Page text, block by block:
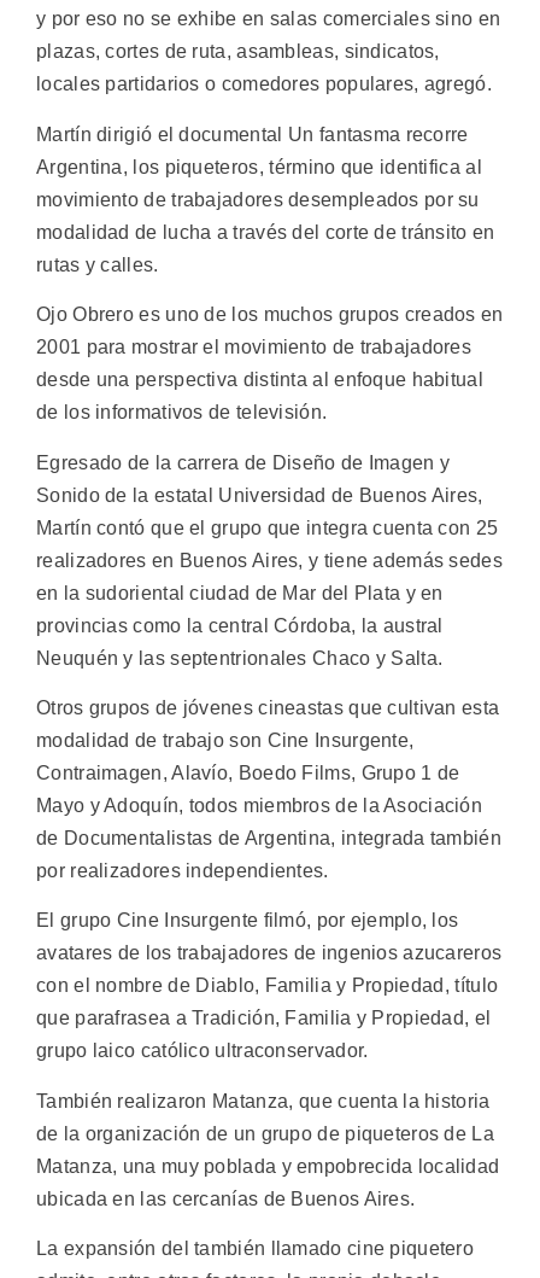
y por eso no se exhibe en salas comerciales sino en
plazas, cortes de ruta, asambleas, sindicatos,
locales partidarios o comedores populares, agregó.
Martín dirigió el documental Un fantasma recorre
Argentina, los piqueteros, término que identifica al
movimiento de trabajadores desempleados por su
modalidad de lucha a través del corte de tránsito en
rutas y calles.
Ojo Obrero es uno de los muchos grupos creados en
2001 para mostrar el movimiento de trabajadores
desde una perspectiva distinta al enfoque habitual
de los informativos de televisión.
Egresado de la carrera de Diseño de Imagen y
Sonido de la estatal Universidad de Buenos Aires,
Martín contó que el grupo que integra cuenta con 25
realizadores en Buenos Aires, y tiene además sedes
en la sudoriental ciudad de Mar del Plata y en
provincias como la central Córdoba, la austral
Neuquén y las septentrionales Chaco y Salta.
Otros grupos de jóvenes cineastas que cultivan esta
modalidad de trabajo son Cine Insurgente,
Contraimagen, Alavío, Boedo Films, Grupo 1 de
Mayo y Adoquín, todos miembros de la Asociación
de Documentalistas de Argentina, integrada también
por realizadores independientes.
El grupo Cine Insurgente filmó, por ejemplo, los
avatares de los trabajadores de ingenios azucareros
con el nombre de Diablo, Familia y Propiedad, título
que parafrasea a Tradición, Familia y Propiedad, el
grupo laico católico ultraconservador.
También realizaron Matanza, que cuenta la historia
de la organización de un grupo de piqueteros de La
Matanza, una muy poblada y empobrecida localidad
ubicada en las cercanías de Buenos Aires.
La expansión del también llamado cine piquetero